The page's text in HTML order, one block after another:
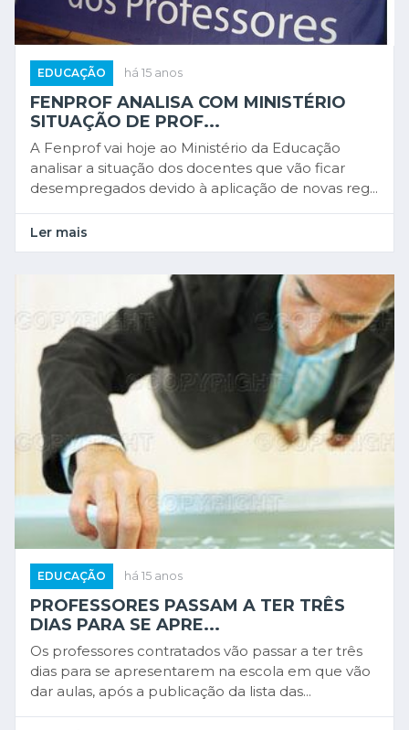
EDUCAÇÃO há 15 anos
FENPROF ANALISA COM MINISTÉRIO
SITUAÇÃO DE PROF...
A Fenprof vai hoje ao Ministério da Educação
analisar a situação dos docentes que vão ficar
desempregados devido à aplicação de novas reg...
Ler mais
EDUCAÇÃO há 15 anos
PROFESSORES PASSAM A TER TRÊS
DIAS PARA SE APRE...
Os professores contratados vão passar a ter três
dias para se apresentarem na escola em que vão
dar aulas, após a publicação da lista das...